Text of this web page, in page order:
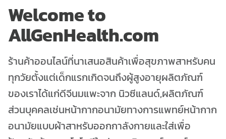
Welcome to
AllGenHealth.com
ร้านค้าออนไลน์ที่นาเสนอสินค้าเพื่อสุขภาพสาหรับคน
ทุกวัยตั้งแต่เด็กแรกเกิดจนถึงผู้สูงอายุผลิตภัณฑ์
ของเราได้แก่ดีจีนมแพะจาก นิวซีแลนด์,ผลิตภัณฑ์
ส่วนบุคคลเช่นหน้ากากอนามัยทางการแพทย์หน้ากาก
อนามัยแบบผ้าสาหรับออกกาลังกายและใส่เพื่อ